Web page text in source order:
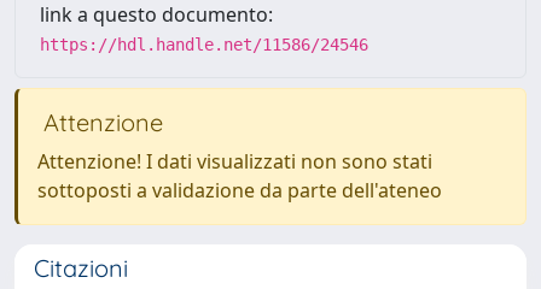
link a questo documento:
https://hdl.handle.net/11586/24546
Attenzione
Attenzione! I dati visualizzati non sono stati
sottoposti a validazione da parte dell'ateneo
Citazioni